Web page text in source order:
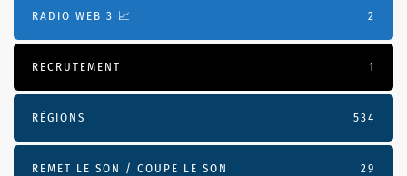
RADIO WEB 3 📈 2
RECRUTEMENT 1
RÉGIONS 534
REMET LE SON / COUPE LE SON 29